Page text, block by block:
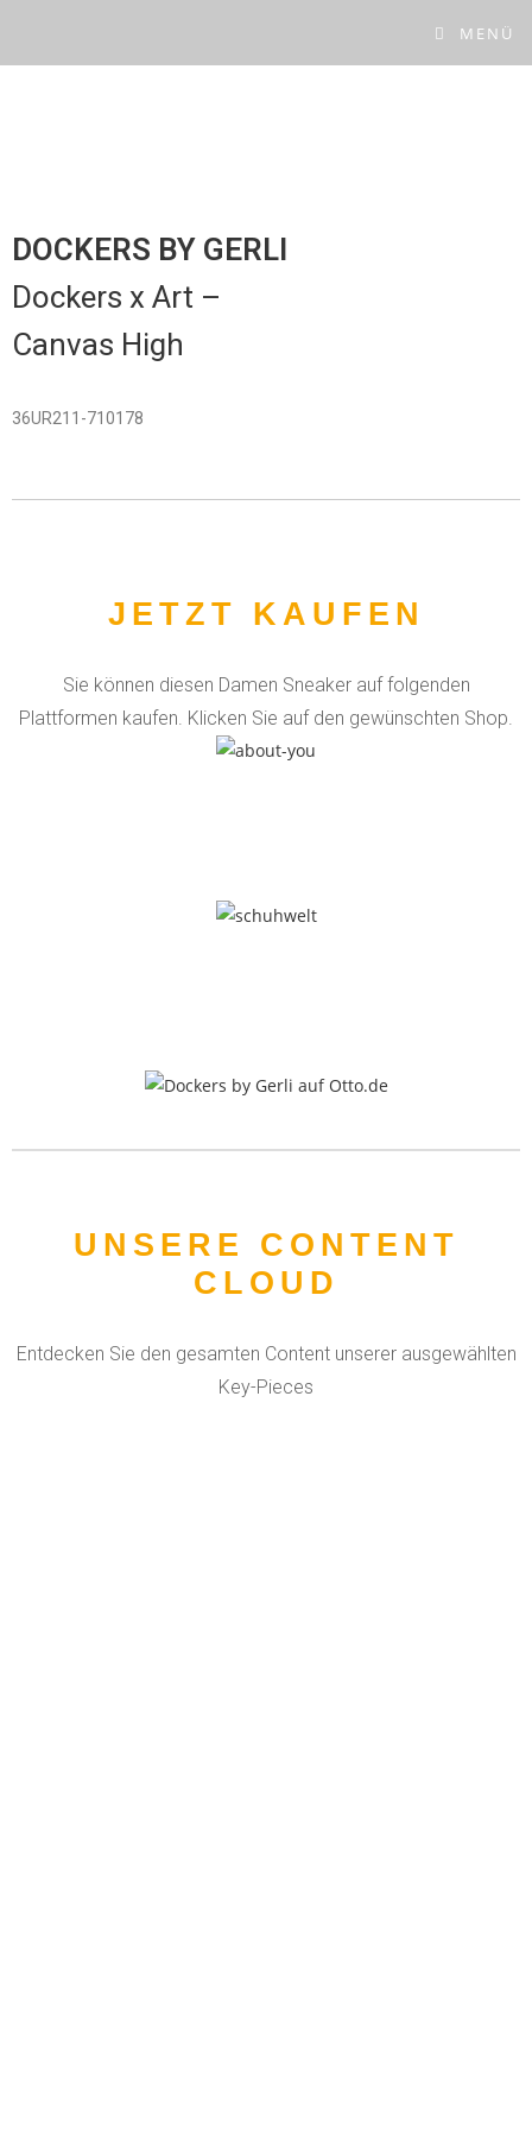
MENÜ
DOCKERS BY GERLI
Dockers x Art –
Canvas High
36UR211-710178
JETZT KAUFEN
Sie können diesen Damen Sneaker auf folgenden
Plattformen kaufen. Klicken Sie auf den gewünschten Shop.
UNSERE CONTENT
CLOUD
Entdecken Sie den gesamten Content unserer ausgewählten
Key-Pieces